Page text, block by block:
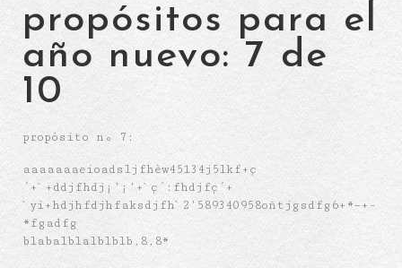
propósitos para el
año nuevo: 7 de
10
propósito nº 7:
aaaaaaaeioadsljfhèw45134j5lkf+ç
´+`+ddjfhdj¡’¡’+`ç´:fhdjfç´+
`yi+hdjhfdjhfaksdjfh`2’589340958oñtjgsdfg6+*–+-
*fgadfg
blabalblalblblb,8,8*